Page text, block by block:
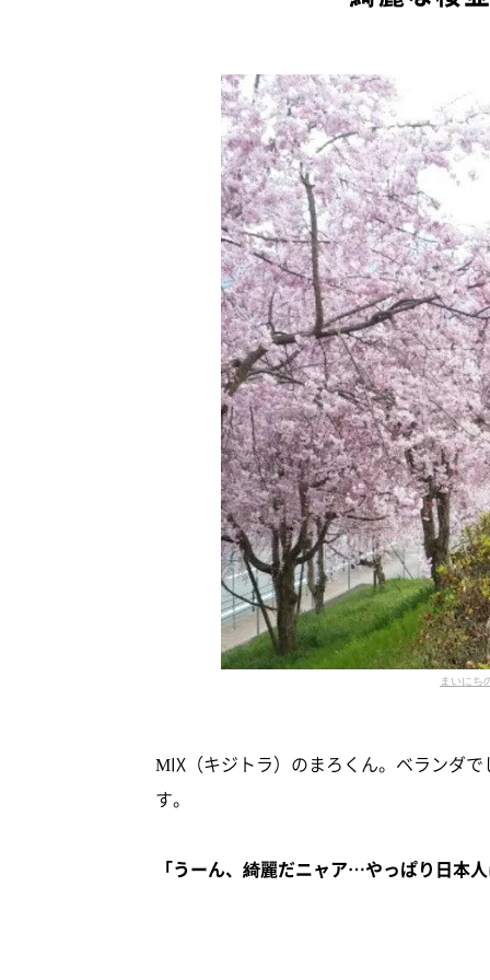
まいにち
MIX（キジトラ）のまろくん。ベランダ
す。
「うーん、綺麗だニャア…やっぱり日